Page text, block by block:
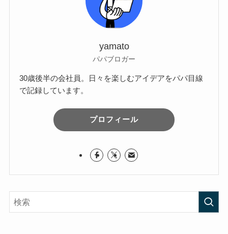
yamato
パパブロガー
30歳後半の会社員。日々を楽しむアイデアをパパ目線
で記録しています。
プロフィール